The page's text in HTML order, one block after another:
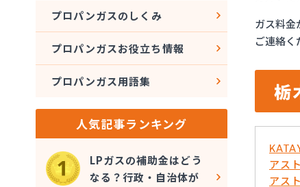
ガス料金
ご連絡く
栃
アス
アス
プロパンガスのしくみ
プロパンガスお役立ち情報
プロパンガス用語集
人気記事ランキング
LPガスの補助金はどう
なる？行政・自治体が